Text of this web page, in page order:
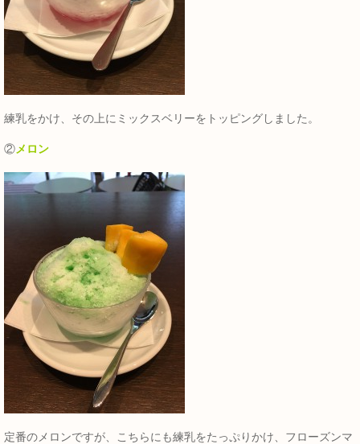
練乳をかけ、その上にミックスベリーをトッピングしました。
②メロン
定番のメロンですが、こちらにも練乳をたっぷりかけ、フローズンマ